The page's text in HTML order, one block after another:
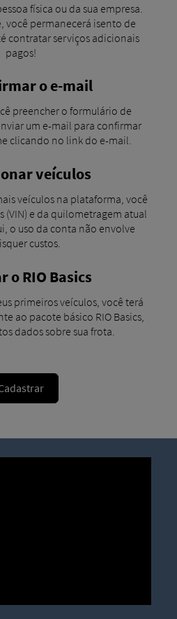
física ou da sua empresa.
você permanecerá isento de
contratar serviços adicionais
pagos!
o e-mail
preencher o formulário de
um e-mail para confirmar
clicando no link do e-mail.
veículos
veículos na plataforma, você
(VIN) e da quilometragem atual
o uso da conta não envolve
custos.
o RIO Basics
primeiros veículos, você terá
ao pacote básico RIO Basics,
dados sobre sua frota.